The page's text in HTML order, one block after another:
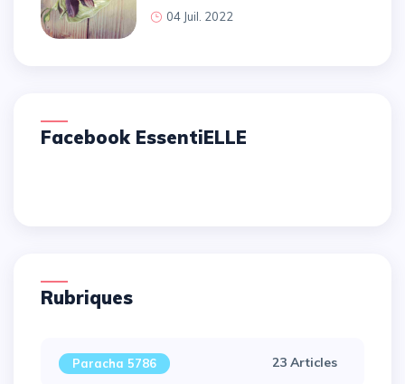
04 Juil. 2022
Facebook EssentiELLE
Rubriques
Paracha 5786 23 Articles